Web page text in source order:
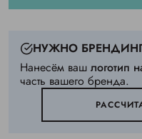
НУЖНО
Нанесём ваш логотип
часть вашего бренда.